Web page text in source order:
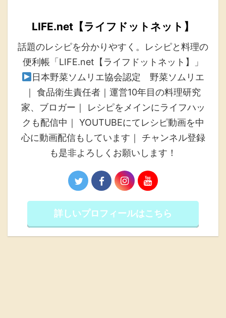
LIFE.net【ライフドットネット】
話題のレシピを分かりやすく。レシピと料理の
便利帳「LIFE.net【ライフドットネット】」
日本野菜ソムリエ協会認定 野菜ソムリエ
｜ 食品衛生責任者｜運営10年目の料理研究
家、ブロガー｜ レシピをメインにライフハッ
クも配信中｜ YOUTUBEにてレシピ動画を中
心に動画配信もしています｜ チャンネル登録
も是非よろしくお願いします！
詳しいプロフィールはこちら